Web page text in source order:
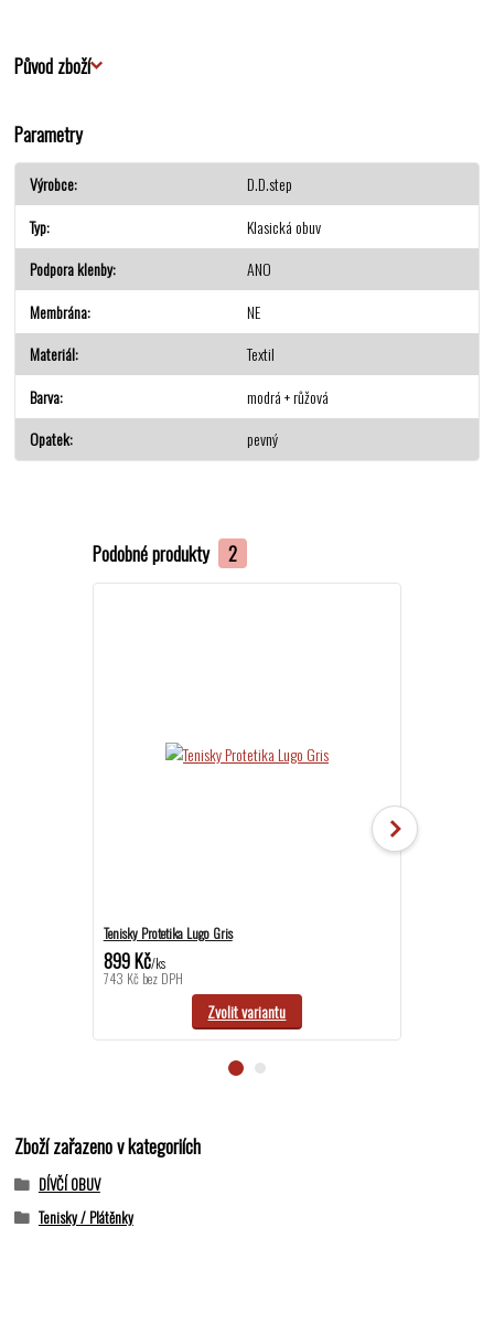
Původ zboží
Parametry
Výrobce
D.D.step
Typ
Klasická obuv
Podpora klenby
ANO
Membrána
NE
Materiál
Textil
Barva
modrá + růžová
Opatek
pevný
Podobné produkty 2
Tenisky Protetika Lugo Gris
899 Kč/ks
743 Kč bez DPH
Zvolit variantu
Zboží zařazeno v kategoriích
DÍVČÍ OBUV
Tenisky / Plátěnky